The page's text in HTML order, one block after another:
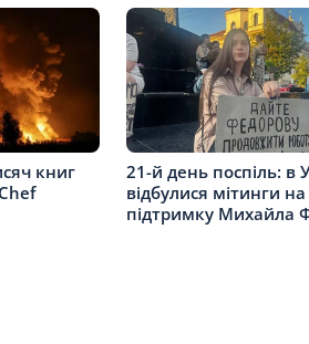
книг
21-й день поспіль: в
відбулися мітинги на
підтримку Михайла